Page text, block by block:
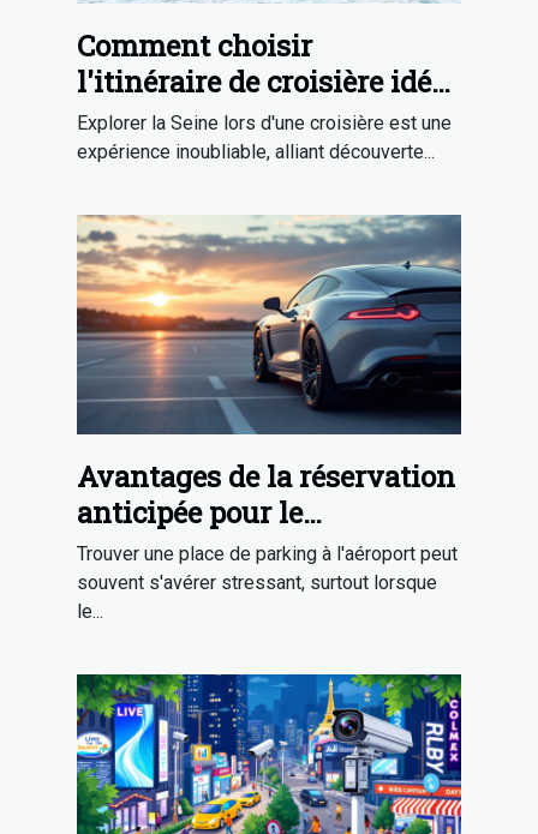
Comment choisir
l'itinéraire de croisière idéal
sur la Seine ?
Explorer la Seine lors d'une croisière est une
expérience inoubliable, alliant découverte...
Avantages de la réservation
anticipée pour le
stationnement
aéroportuaire
Trouver une place de parking à l'aéroport peut
souvent s'avérer stressant, surtout lorsque
le...